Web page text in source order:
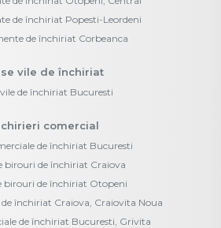
de închiriat Popesti-Leordeni
de închiriat Corbeanca
vile de închiriat
vile de închiriat Bucuresti
comercial
de închiriat Bucuresti
birouri de închiriat Craiova
birouri de închiriat Otopeni
închiriat Craiova, Craiovita Noua
de închiriat Bucuresti, Grivita